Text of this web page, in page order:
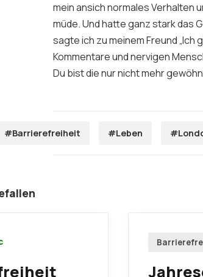
mein ansich normales Verhalten
müde. Und hatte ganz stark das
sagte ich zu meinem Freund „Ich
Kommentare und nervigen
Du bist die nur nicht mehr
#Barrierefreiheit #Leben